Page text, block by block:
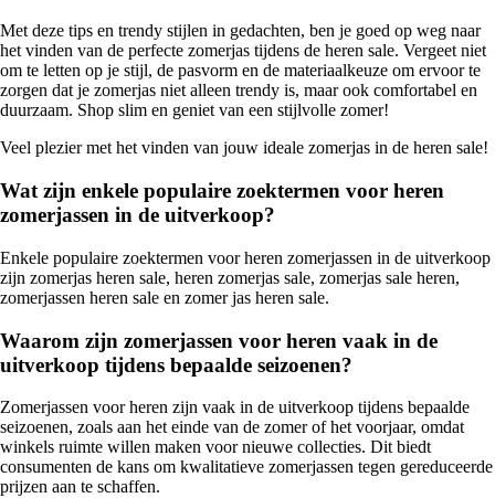
Met deze tips en trendy stijlen in gedachten, ben je goed op weg naar
het vinden van de perfecte zomerjas tijdens de heren sale. Vergeet niet
om te letten op je stijl, de pasvorm en de materiaalkeuze om ervoor te
zorgen dat je zomerjas niet alleen trendy is, maar ook comfortabel en
duurzaam. Shop slim en geniet van een stijlvolle zomer!
Veel plezier met het vinden van jouw ideale zomerjas in de heren sale!
Wat zijn enkele populaire zoektermen voor heren
zomerjassen in de uitverkoop?
Enkele populaire zoektermen voor heren zomerjassen in de uitverkoop
zijn zomerjas heren sale, heren zomerjas sale, zomerjas sale heren,
zomerjassen heren sale en zomer jas heren sale.
Waarom zijn zomerjassen voor heren vaak in de
uitverkoop tijdens bepaalde seizoenen?
Zomerjassen voor heren zijn vaak in de uitverkoop tijdens bepaalde
seizoenen, zoals aan het einde van de zomer of het voorjaar, omdat
winkels ruimte willen maken voor nieuwe collecties. Dit biedt
consumenten de kans om kwalitatieve zomerjassen tegen gereduceerde
prijzen aan te schaffen.